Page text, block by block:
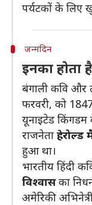
पर्यटकों के लिए
जन्मदिन
इनका होता
बंगाली कवि
फरवरी, को
यूनाइटेड किंगडम के
राजनेता हेरोल्ड
हुआ था।
भारतीय हिंदी
विश्वासका
अमेरिकी